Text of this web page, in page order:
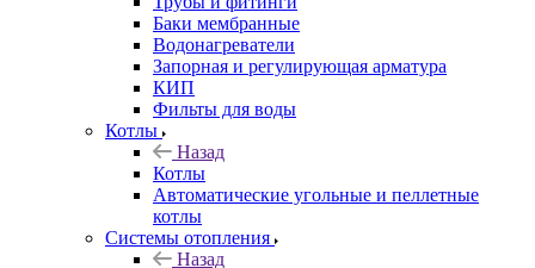
Баки мембранные
Водонагреватели
Запорная и регулирующая арматура
КИП
Фильты для воды
Котлы
Назад
Котлы
Автоматические угольные и пеллетные
котлы
Системы отопления
Назад